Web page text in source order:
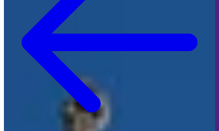
🍪 Überraschung: Wir nerven dich NICHT mit